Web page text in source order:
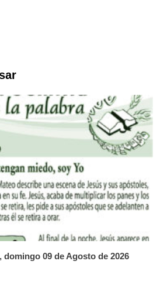
domingo 09 de Agosto de 2026